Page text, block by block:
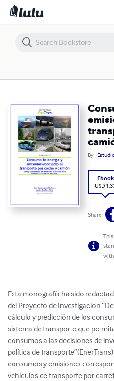
By
Ebook
USD
Share
Esta monografía ha sido
del Proyecto de Investigacion
cálculo y predicción de los
sistema de transporte que
consumos a las decisiones de
política de
consumos y emisiones
vehículos de transporte por
Consumo de energía y emisiones